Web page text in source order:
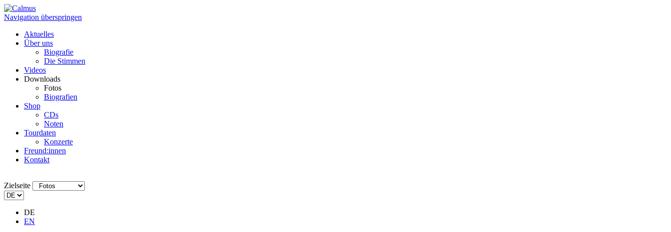
Navigation überspringen
Aktuelles
Über uns
Biografie
Die Stimmen
Videos
Downloads
Fotos
Biografien
Shop
CDs
Noten
Tourdaten
Konzerte
Freund:innen
Kontakt
Zielseite
DE
EN